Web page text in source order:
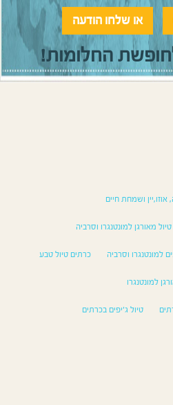
או שלחו הודעה
החלומות!
אוזו,יין ושמחת חיים
טיול מאורגן למונטנגרו וסרביה
למונטנגרו וסרביה כרתים טיול טבע
למונטנגרו
טיול ג׳יפים בכרתים